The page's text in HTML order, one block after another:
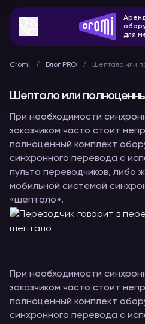
для
Cromi Блог PRO Шептало или
Шептало или
При необходимости
заказчиком часто стоит
полноценный комплект
синхронного перевода с
пульта переводчиков, либо
мобильной системой
«шептало».
При необходимости
заказчиком часто стоит
полноценный комплект
синхронного перевода с